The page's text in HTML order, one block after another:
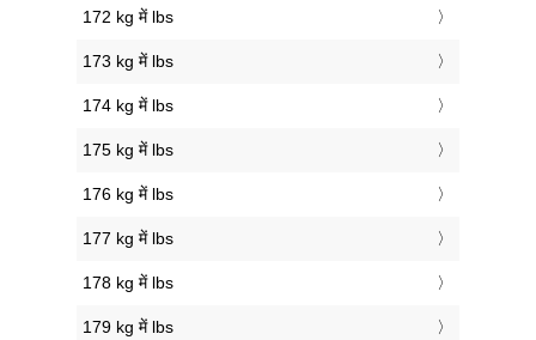
172 kg में lbs
173 kg में lbs
174 kg में lbs
175 kg में lbs
176 kg में lbs
177 kg में lbs
178 kg में lbs
179 kg में lbs